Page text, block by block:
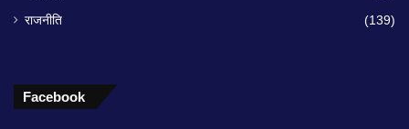
राजनीति (139)
Facebook